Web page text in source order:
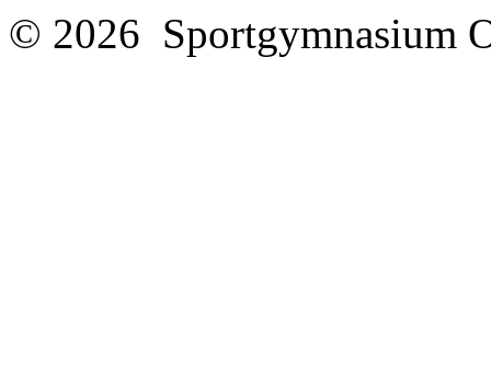
© 2026 Sportgymnasium